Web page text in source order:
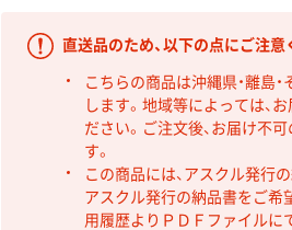
直送品のため、以下の点にご注意
こちらの商品は沖縄県・離島
します。地域等によっては、
ださい。ご注文後、お届け不
す。
この商品には、アスクル発行
アスクル発行の納品書をご希
用履歴よりＰＤＦファイルに